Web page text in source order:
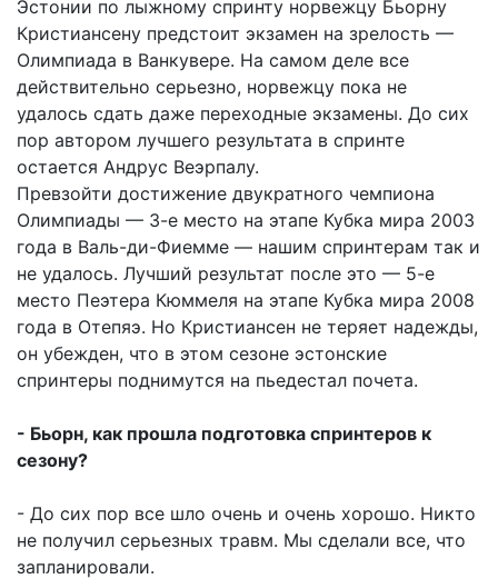
Эстонии по лыжному спринту­ норвежцу Бьорну
Кристиансену предстоит экзамен на зрелость —
Олимпиада в Ванкувере. На самом деле все
действительно серьезно, норвежцу пока не
удалось сдать даже переходные экзамены. До сих
пор автором лучшего результата в спринте
остается Анд­рус Веэрпалу.
Превзойти достижение двукратного чемпиона
Олимпиады — 3-е место на этапе Кубка мира 2003
года в Валь-ди-Фиемме — нашим спринтерам так и
не удалось. Лучший результат после это — 5-е
место Пеэтера Кюммеля на этапе Кубка мира 2008
года в Отепяэ. Но Кристиансен не теряет надежды,
он убежден, что в этом сезоне эстонские
спринтеры поднимутся на пьедестал почета.
- Бьорн, как прошла подготовка спринтеров к
сезону?
- До сих пор все шло очень и очень хорошо. Никто
не получил серьезных травм. Мы сделали все, что
запланировали.